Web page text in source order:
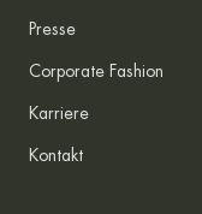
Presse
Corporate Fashion
Karriere
Kontakt